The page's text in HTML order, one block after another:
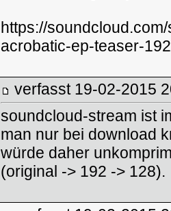
https://
acrobatic-ep-teaser-
verfasst 19-02-2015
soundcloud-stream ist
man nur bei download
würde daher
(original -> 192 -> 128).